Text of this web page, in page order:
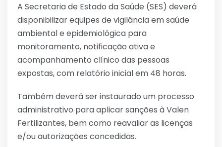
A Secretaria de Estado da Saúde (SES) deverá
disponibilizar equipes de vigilância em saúde
ambiental e epidemiológica para
monitoramento, notificação ativa e
acompanhamento clínico das pessoas
expostas, com relatório inicial em 48 horas.
Também deverá ser instaurado um processo
administrativo para aplicar sanções à Valen
Fertilizantes, bem como reavaliar as licenças
e/ou autorizações concedidas.